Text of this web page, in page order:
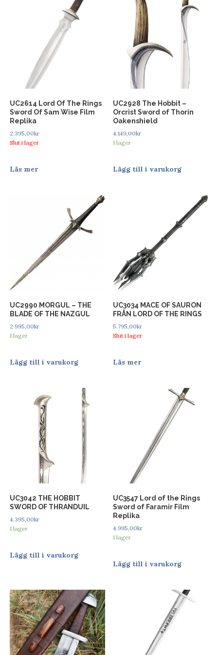
UC2614 Lord Of The Rings
Sword Of Sam Wise Film
Replika
2.395,00kr
Slut i lager
Läs mer
UC2928 The Hobbit –
Orcrist Sword of Thorin
Oakenshield
4.149,00kr
I lager
Lägg till i varukorg
UC2990 MORGUL – THE
BLADE OF THE NAZGUL
2.995,00kr
I lager
Lägg till i varukorg
UC3034 MACE OF SAURON
FRÅN LORD OF THE RINGS
5.795,00kr
Slut i lager
Läs mer
UC3042 THE HOBBIT
SWORD OF THRANDUIL
4.395,00kr
I lager
Lägg till i varukorg
UC3547 Lord of the Rings
Sword of Faramir Film
Replika
4.995,00kr
I lager
Lägg till i varukorg